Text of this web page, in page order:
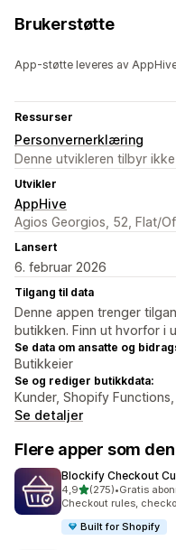
Brukerstøtte
App-støtte leveres av
Ressurser
Personvernerklæring
Denne utvikleren tilbyr
Utvikler
AppHive
Agios Georgios, 52, Flat/
Lansert
6. februar 2026
Tilgang til data
Denne appen trenger
butikken. Finn ut hvorfor i
Se data om ansatte og
Butikkeier
Se og rediger butikkdata:
Kunder, Shopify
Se detaljer
Flere apper som
Blockify Checkout
4,9av 5 stjerner
(275)
Totalt 275 omtaler
•Gratis
Checkout rules,
Built for Shopify